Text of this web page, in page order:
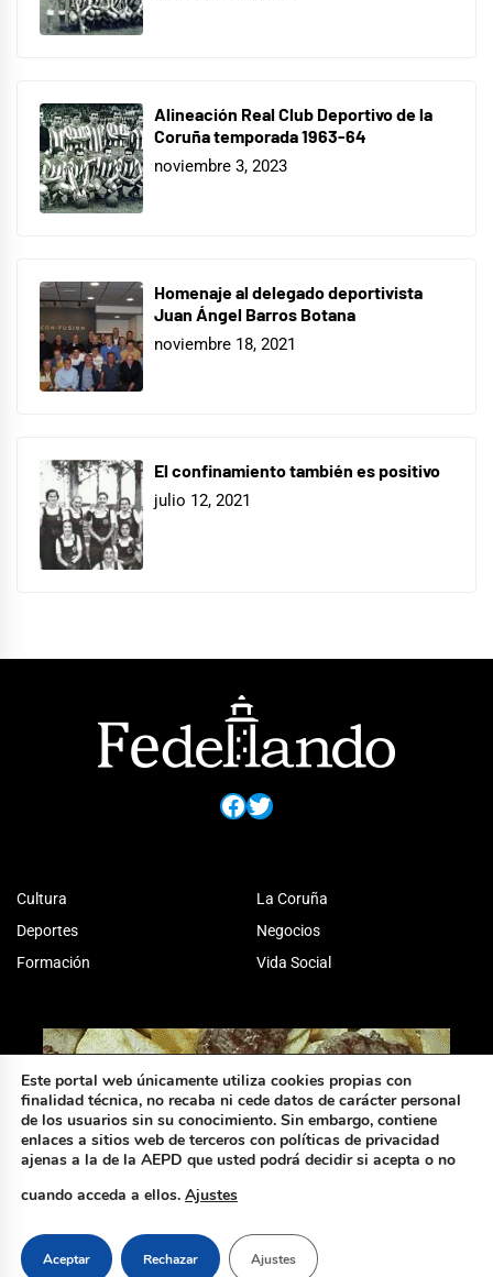
Alineación Real Club Deportivo de la
Coruña temporada 1963-64
noviembre 3, 2023
Homenaje al delegado deportivista
Juan Ángel Barros Botana
noviembre 18, 2021
El confinamiento también es positivo
julio 12, 2021
Facebook
Twitter
Cultura
Deportes
Formación
La Coruña
Negocios
Vida Social
Este portal web únicamente utiliza cookies propias con
finalidad técnica, no recaba ni cede datos de carácter personal
de los usuarios sin su conocimiento. Sin embargo, contiene
enlaces a sitios web de terceros con políticas de privacidad
ajenas a la de la AEPD que usted podrá decidir si acepta o no
cuando acceda a ellos. Ajustes
Aceptar Rechazar Ajustes